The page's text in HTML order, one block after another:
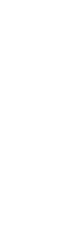
МАКС / TAIM-